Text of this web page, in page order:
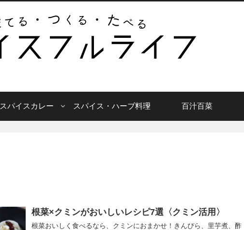
スパイスカレー スパイス・ハーブ料理 百汁百菜
根菜×クミンがおいしいレシピ7選〈クミン活用〉
根菜おいしく食べるなら、クミンにおまかせ！きんぴら、里芋煮、酢